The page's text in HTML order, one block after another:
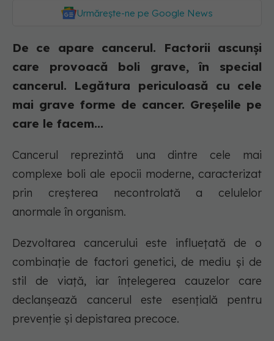
Urmărește-ne pe Google News
De ce apare cancerul. Factorii ascunși
care provoacă boli grave, în special
cancerul. Legătura periculoasă cu cele
mai grave forme de cancer. Greșelile pe
care le facem...
Cancerul reprezintă una dintre cele mai
complexe boli ale epocii moderne, caracterizat
prin creșterea necontrolată a celulelor
anormale în organism.
Dezvoltarea cancerului este influețată de o
combinație de factori genetici, de mediu și de
stil de viață, iar înțelegerea cauzelor care
declanșează cancerul este esențială pentru
prevenție și depistarea precoce.